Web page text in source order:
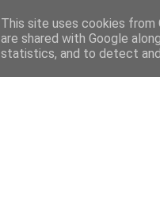
STRONA
This site uses cookies from
are shared with Google
statistics, and to detect